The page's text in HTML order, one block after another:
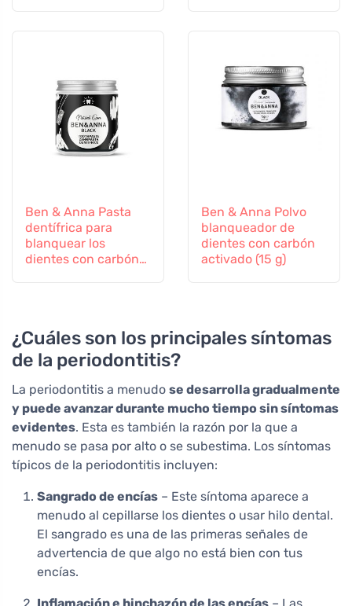
Ben & Anna Pasta
dentífrica para
blanquear los
dientes con carbón
Ben & Anna Polvo
blanqueador de
dientes con carbón
activado (15 g)
¿Cuáles son los principales síntomas
de la periodontitis?
La periodontitis a menudo se desarrolla gradualmente
y puede avanzar durante mucho tiempo sin síntomas
evidentes. Esta es también la razón por la que a
menudo se pasa por alto o se subestima. Los síntomas
típicos de la periodontitis incluyen:
Sangrado de encías – Este síntoma aparece a
menudo al cepillarse los dientes o usar hilo dental.
El sangrado es una de las primeras señales de
advertencia de que algo no está bien con tus
encías.